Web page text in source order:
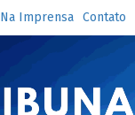
Na Imprensa Contato